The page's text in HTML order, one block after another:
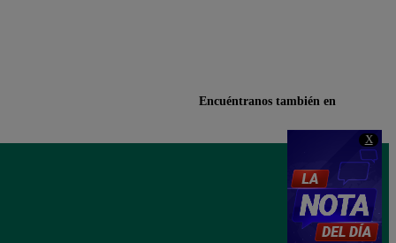
X
Encuéntranos también en